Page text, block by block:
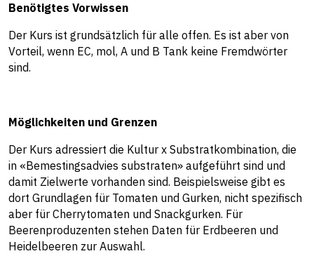
Benötigtes Vorwissen
Der Kurs ist grundsätzlich für alle offen. Es ist aber von
Vorteil, wenn EC, mol, A und B Tank keine Fremdwörter
sind.
Möglichkeiten und Grenzen
Der Kurs adressiert die Kultur x Substratkombination, die
in «Bemestingsadvies substraten» aufgeführt sind und
damit Zielwerte vorhanden sind. Beispielsweise gibt es
dort Grundlagen für Tomaten und Gurken, nicht spezifisch
aber für Cherrytomaten und Snackgurken. Für
Beerenproduzenten stehen Daten für Erdbeeren und
Heidelbeeren zur Auswahl.